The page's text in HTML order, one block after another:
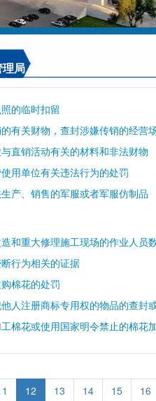
局
的临时扣留
有关财物，查封涉嫌传销的经营
直销活动有关的材料和非法财物
用单位有关违法行为的处罚
产、销售的军服或者军服仿制品
行为相关的证据
棉花的处罚
人注册商标专用权的物品的查封
棉花或使用国家明令禁止的棉花
12 13 14 15 16